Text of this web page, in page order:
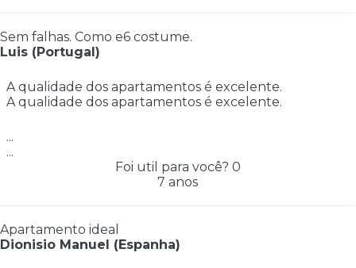
Sem falhas. Como e6 costume.
Luis (Portugal)
A qualidade dos apartamentos é excelente.
A qualidade dos apartamentos é excelente.
...
...
Foi util para você? 0
7 anos
Apartamento ideal
Dionisio Manuel (Espanha)